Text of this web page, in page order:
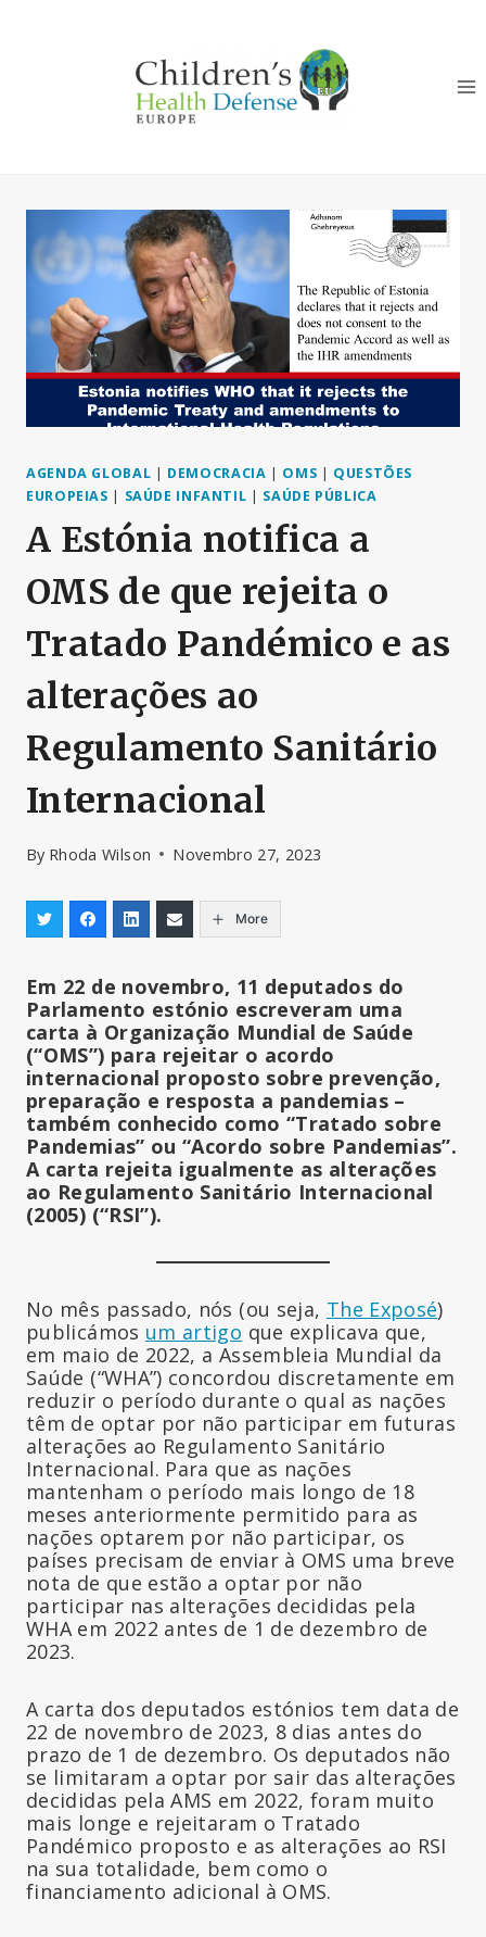
AGENDA GLOBAL | DEMOCRACIA | OMS | QUESTÕES
EUROPEIAS | SAÚDE INFANTIL | SAÚDE PÚBLICA
A Estónia notifica a
OMS de que rejeita o
Tratado Pandémico e as
alterações ao
Regulamento Sanitário
Internacional
By Rhoda Wilson Novembro 27, 2023
More
Em 22 de novembro, 11 deputados do
Parlamento estónio escreveram uma
carta à Organização Mundial de Saúde
(“OMS”) para rejeitar o acordo
internacional proposto sobre prevenção,
preparação e resposta a pandemias –
também conhecido como “Tratado sobre
Pandemias” ou “Acordo sobre Pandemias”.
A carta rejeita igualmente as alterações
ao Regulamento Sanitário Internacional
(2005) (“RSI”).
No mês passado, nós (ou seja, The Exposé)
publicámos um artigo que explicava que,
em maio de 2022, a Assembleia Mundial da
Saúde (“WHA”) concordou discretamente em
reduzir o período durante o qual as nações
têm de optar por não participar em futuras
alterações ao Regulamento Sanitário
Internacional. Para que as nações
mantenham o período mais longo de 18
meses anteriormente permitido para as
nações optarem por não participar, os
países precisam de enviar à OMS uma breve
nota de que estão a optar por não
participar nas alterações decididas pela
WHA em 2022 antes de 1 de dezembro de
2023.
A carta dos deputados estónios tem data de
22 de novembro de 2023, 8 dias antes do
prazo de 1 de dezembro. Os deputados não
se limitaram a optar por sair das alterações
decididas pela AMS em 2022, foram muito
mais longe e rejeitaram o Tratado
Pandémico proposto e as alterações ao RSI
na sua totalidade, bem como o
financiamento adicional à OMS.